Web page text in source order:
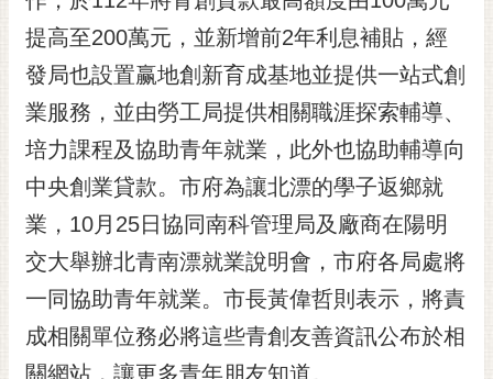
提高至200萬元，並新增前2年利息補貼，經
發局也設置赢地創新育成基地並提供一站式創
業服務，並由勞工局提供相關職涯探索輔導、
培力課程及協助青年就業，此外也協助輔導向
中央創業貸款。市府為讓北漂的學子返鄉就
業，10月25日協同南科管理局及廠商在陽明
交大舉辦北青南漂就業說明會，市府各局處將
一同協助青年就業。市長黃偉哲則表示，將責
成相關單位務必將這些青創友善資訊公布於相
關網站，讓更多青年朋友知道。